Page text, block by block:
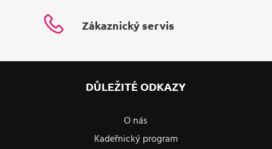
Zákaznický servis
DŮLEŽITÉ ODKAZY
O nás
Kadeřnický program